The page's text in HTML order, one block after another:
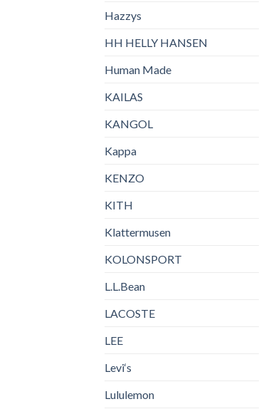
Hazzys
HH HELLY HANSEN
Human Made
KAILAS
KANGOL
Kappa
KENZO
KITH
Klattermusen
KOLONSPORT
L.L.Bean
LACOSTE
LEE
Levi‘s
Lululemon